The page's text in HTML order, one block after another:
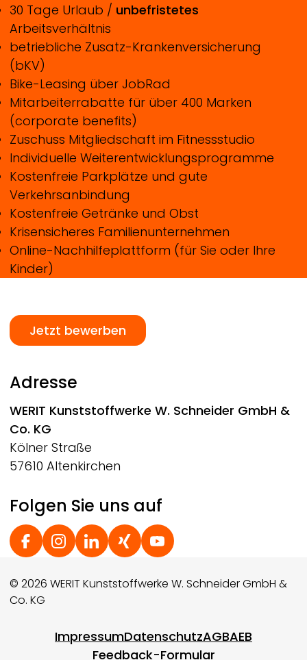
30 Tage Urlaub / unbefristetes
Arbeitsverhältnis
betriebliche Zusatz-Krankenversicherung
(bKV)
Bike-Leasing über JobRad
Mitarbeiterrabatte für über 400 Marken
(corporate benefits)
Zuschuss Mitgliedschaft im Fitnessstudio
Individuelle Weiterentwicklungsprogramme
Kostenfreie Parkplätze und gute
Verkehrsanbindung
Kostenfreie Getränke und Obst
Krisensicheres Familienunternehmen
Online-Nachhilfeplattform (für Sie oder Ihre
Kinder)
Jetzt bewerben
Adresse
WERIT Kunststoffwerke W. Schneider GmbH &
Co. KG
Kölner Straße
57610 Altenkirchen
Folgen Sie uns auf
Social Footer
© 2026 WERIT Kunststoffwerke W. Schneider GmbH &
Co. KG
Footer menuImpressumDatenschutzAGBAEB
Feedback-Formular